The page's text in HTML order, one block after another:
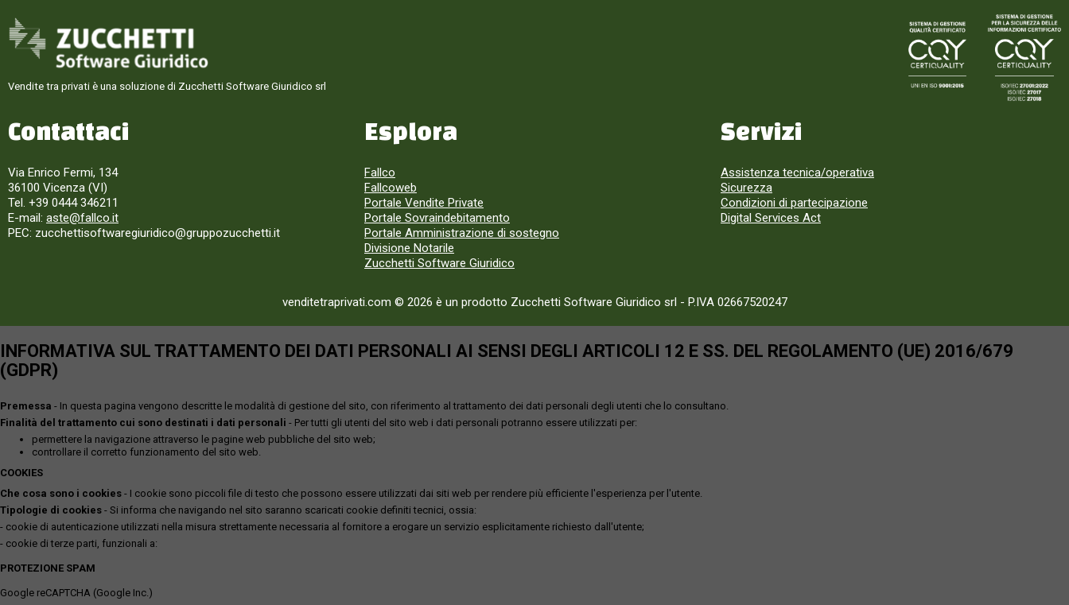
Vendite tra privati è una soluzione di Zucchetti Software Giuridico srl
Contattaci
Via Enrico Fermi, 134
36100 Vicenza (VI)
Tel. +39 0444 346211
E-mail: aste@fallco.it
PEC: zucchettisoftwaregiuridico@gruppozucchetti.it
Esplora
Fallco
Fallcoweb
Portale Vendite Private
Portale Sovraindebitamento
Portale Amministrazione di sostegno
Divisione Notarile
Zucchetti Software Giuridico
Servizi
Assistenza tecnica/operativa
Sicurezza
Condizioni di partecipazione
Digital Services Act
venditetraprivati.com © 2026 è un prodotto Zucchetti Software Giuridico srl - P.IVA 02667520247
INFORMATIVA SUL TRATTAMENTO DEI DATI PERSONALI AI SENSI DEGLI ARTICOLI 12 E SS. DEL REGOLAMENTO (UE) 2016/679
(GDPR)
Premessa - In questa pagina vengono descritte le modalità di gestione del sito, con riferimento al trattamento dei dati personali degli utenti che lo consultano.
Finalità del trattamento cui sono destinati i dati personali - Per tutti gli utenti del sito web i dati personali potranno essere utilizzati per:
permettere la navigazione attraverso le pagine web pubbliche del sito web;
controllare il corretto funzionamento del sito web.
COOKIES
Che cosa sono i cookies - I cookie sono piccoli file di testo che possono essere utilizzati dai siti web per rendere più efficiente l'esperienza per l'utente.
Tipologie di cookies - Si informa che navigando nel sito saranno scaricati cookie definiti tecnici, ossia:
- cookie di autenticazione utilizzati nella misura strettamente necessaria al fornitore a erogare un servizio esplicitamente richiesto dall'utente;
- cookie di terze parti, funzionali a:
PROTEZIONE SPAM
Google reCAPTCHA (Google Inc.)